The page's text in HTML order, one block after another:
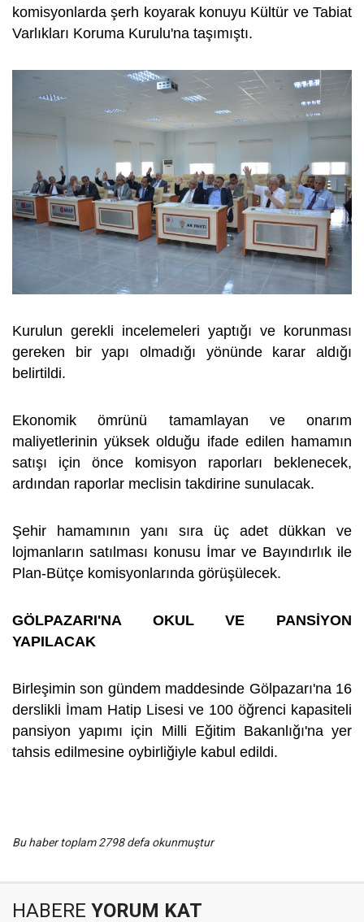
komisyonlarda şerh koyarak konuyu Kültür ve Tabiat
Varlıkları Koruma Kurulu'na taşımıştı.
Kurulun gerekli incelemeleri yaptığı ve korunması
gereken bir yapı olmadığı yönünde karar aldığı
belirtildi.
Ekonomik ömrünü tamamlayan ve onarım
maliyetlerinin yüksek olduğu ifade edilen hamamın
satışı için önce komisyon raporları beklenecek,
ardından raporlar meclisin takdirine sunulacak.
Şehir hamamının yanı sıra üç adet dükkan ve
lojmanların satılması konusu İmar ve Bayındırlık ile
Plan-Bütçe komisyonlarında görüşülecek.
GÖLPAZARI'NA OKUL VE PANSİYON
YAPILACAK
Birleşimin son gündem maddesinde Gölpazarı'na 16
derslikli İmam Hatip Lisesi ve 100 öğrenci kapasiteli
pansiyon yapımı için Milli Eğitim Bakanlığı'na yer
tahsis edilmesine oybirliğiyle kabul edildi.
Bu haber toplam 2798 defa okunmuştur
HABERE YORUM KAT